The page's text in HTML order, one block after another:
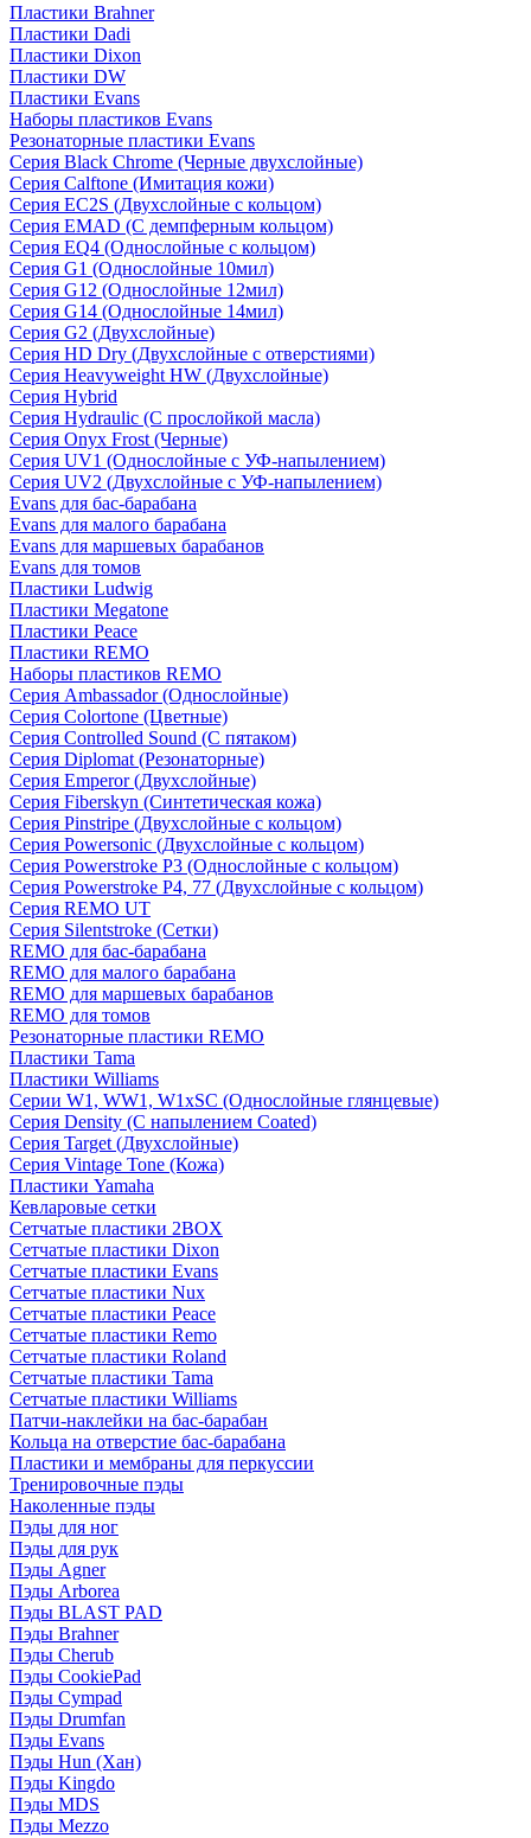
Пластики Brahner
Пластики Dadi
Пластики Dixon
Пластики DW
Пластики Evans
Наборы пластиков Evans
Резонаторные пластики Evans
Серия Black Chrome (Черные двухслойные)
Серия Calftone (Имитация кожи)
Серия EC2S (Двухслойные с кольцом)
Серия EMAD (С демпферным кольцом)
Серия EQ4 (Однослойные с кольцом)
Серия G1 (Однослойные 10мил)
Серия G12 (Однослойные 12мил)
Серия G14 (Однослойные 14мил)
Серия G2 (Двухслойные)
Серия HD Dry (Двухслойные с отверстиями)
Серия Heavyweight HW (Двухслойные)
Серия Hybrid
Серия Hydraulic (С прослойкой масла)
Серия Onyx Frost (Черные)
Серия UV1 (Однослойные с УФ-напылением)
Серия UV2 (Двухслойные с УФ-напылением)
Evans для бас-барабана
Evans для малого барабана
Evans для маршевых барабанов
Evans для томов
Пластики Ludwig
Пластики Megatone
Пластики Peace
Пластики REMO
Наборы пластиков REMO
Серия Ambassador (Однослойные)
Серия Colortone (Цветные)
Серия Controlled Sound (С пятаком)
Серия Diplomat (Резонаторные)
Серия Emperor (Двухслойные)
Серия Fiberskyn (Синтетическая кожа)
Серия Pinstripe (Двухслойные с кольцом)
Серия Powersonic (Двухслойные с кольцом)
Серия Powerstroke P3 (Однослойные с кольцом)
Серия Powerstroke P4, 77 (Двухслойные с кольцом)
Серия REMO UT
Серия Silentstroke (Сетки)
REMO для бас-барабана
REMO для малого барабана
REMO для маршевых барабанов
REMO для томов
Резонаторные пластики REMO
Пластики Tama
Пластики Williams
Серии W1, WW1, W1xSC (Однослойные глянцевые)
Серия Density (C напылением Coated)
Серия Target (Двухслойные)
Серия Vintage Tone (Кожа)
Пластики Yamaha
Кевларовые сетки
Сетчатые пластики 2BOX
Сетчатые пластики Dixon
Сетчатые пластики Evans
Сетчатые пластики Nux
Сетчатые пластики Peace
Сетчатые пластики Remo
Сетчатые пластики Roland
Сетчатые пластики Tama
Сетчатые пластики Williams
Патчи-наклейки на бас-барабан
Кольца на отверстие бас-барабана
Пластики и мембраны для перкуссии
Тренировочные пэды
Наколенные пэды
Пэды для ног
Пэды для рук
Пэды Agner
Пэды Arborea
Пэды BLAST PAD
Пэды Brahner
Пэды Cherub
Пэды CookiePad
Пэды Cympad
Пэды Drumfan
Пэды Evans
Пэды Hun (Хан)
Пэды Kingdo
Пэды MDS
Пэды Mezzo